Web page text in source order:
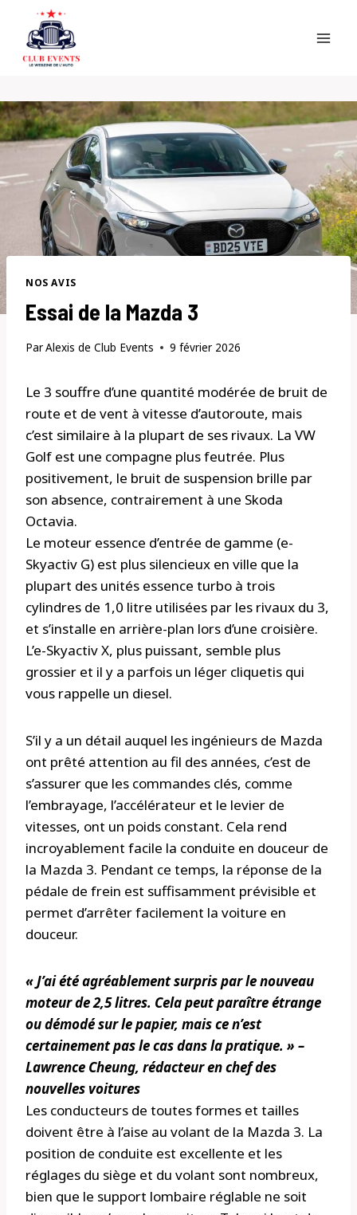
content
NOS AVIS
Essai de la Mazda 3
ParAlexis de Club Events 9 février 2026
Le 3 souffre d’une quantité modérée de bruit de
route et de vent à vitesse d’autoroute, mais
c’est similaire à la plupart de ses rivaux. La VW
Golf est une compagne plus feutrée. Plus
positivement, le bruit de suspension brille par
son absence, contrairement à une Skoda
Octavia.
Le moteur essence d’entrée de gamme (e-
Skyactiv G) est plus silencieux en ville que la
plupart des unités essence turbo à trois
cylindres de 1,0 litre utilisées par les rivaux du 3,
et s’installe en arrière-plan lors d’une croisière.
L’e-Skyactiv X, plus puissant, semble plus
grossier et il y a parfois un léger cliquetis qui
vous rappelle un diesel.
S’il y a un détail auquel les ingénieurs de Mazda
ont prêté attention au fil des années, c’est de
s’assurer que les commandes clés, comme
l’embrayage, l’accélérateur et le levier de
vitesses, ont un poids constant. Cela rend
incroyablement facile la conduite en douceur de
la Mazda 3. Pendant ce temps, la réponse de la
pédale de frein est suffisamment prévisible et
permet d’arrêter facilement la voiture en
douceur.
« J’ai été agréablement surpris par le nouveau
moteur de 2,5 litres. Cela peut paraître étrange
ou démodé sur le papier, mais ce n’est
certainement pas le cas dans la pratique. » –
Lawrence Cheung, rédacteur en chef des
nouvelles voitures
Les conducteurs de toutes formes et tailles
doivent être à l’aise au volant de la Mazda 3. La
position de conduite est excellente et les
réglages du siège et du volant sont nombreux,
bien que le support lombaire réglable ne soit